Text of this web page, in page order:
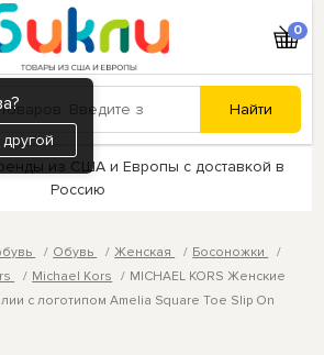
0
из США и Европы с доставкой в
Россию
Обувь Женская
Босоножки
Michael Kors
MICHAEL KORS Женские
с логотипом Amelia Square Toe Slip On